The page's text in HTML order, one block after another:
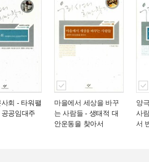
회 - 타워팰
공임대주
마을에서 세상을 바꾸
는 사람들 - 생태적 대
안운동을 찾아서
양
사
서